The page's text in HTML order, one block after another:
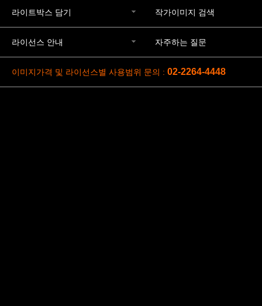
라이트박스 담기 작가이미지 검색
라이선스 안내 자주하는 질문
이미지가격 및 라이선스별 사용범위 문의 : 02-2264-4448